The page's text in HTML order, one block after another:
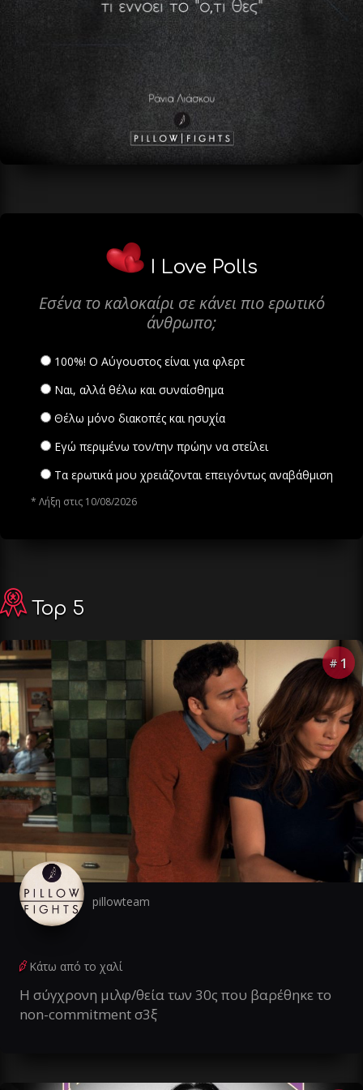
I Love Polls
Εσένα το καλοκαίρι σε κάνει πιο ερωτικό
άνθρωπο;
100%! Ο Αύγουστος είναι για φλερτ
Ναι, αλλά θέλω και συναίσθημα
Θέλω μόνο διακοπές και ησυχία
Εγώ περιμένω τον/την πρώην να στείλει
Τα ερωτικά μου χρειάζονται επειγόντως αναβάθμιση
* Λήξη στις 10/08/2026
Top 5
# 1
pillowteam
Κάτω από το χαλί
Η σύγχρονη μιλφ/θεία των 30ς που βαρέθηκε το
non-commitment σ3ξ